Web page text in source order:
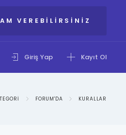
VEREBILIRSINIZ
Giriş Yap Kayıt Ol
FORUM'DA KURALLAR